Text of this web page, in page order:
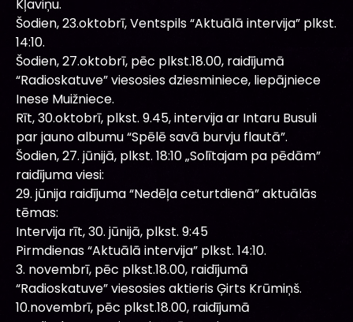
Kļaviņu.
Šodien, 23.oktobrī, Ventspils “Aktuālā intervija” plkst.
14:10.
Šodien, 27.oktobrī, pēc plkst.18.00, raidījumā
“Radioskatuve” viesosies dziesminiece, liepājniece
Inese Muižniece.
Rīt, 30.oktobrī, plkst. 9.45, intervija ar Intaru Busuli
par jauno albumu “Spēlē savā burvju flautā”.
Šodien, 27. jūnijā, plkst. 18:10 „Solītajam pa pēdām”
raidījuma viesi:
29. jūnija raidījuma “Nedēļa ceturtdienā” aktuālās
tēmas:
Intervija rīt, 30. jūnijā, plkst. 9:45
Pirmdienas “Aktuālā intervija” plkst. 14:10.
3. novembrī, pēc plkst.18.00, raidījumā
“Radioskatuve” viesosies aktieris Ģirts Krūmiņš.
10.novembrī, pēc plkst.18.00, raidījumā